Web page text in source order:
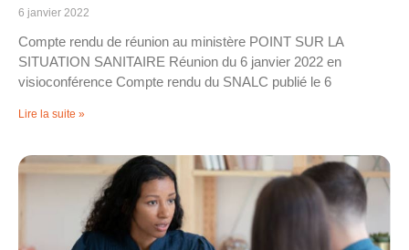
6 janvier 2022
Compte rendu de réunion au ministère POINT SUR LA
SITUATION SANITAIRE Réunion du 6 janvier 2022 en
visioconférence Compte rendu du SNALC publié le 6
Lire la suite »